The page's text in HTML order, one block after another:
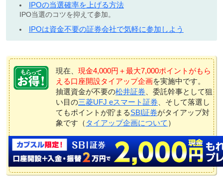
IPOの当選確率を上げる方法
IPO当選のコツを抑えて参加。
IPOは資金不要の証券会社で気軽に参加しよう
現在、 現金4,000円＋最大7,000ポイントがもら
える口座開設タイアップ企画を実施中です。
抽選資金が不要の松井証券 、委託幹事として狙
い目の三菱UFJ eスマート証券 、そして落選し
てもポイントが貯まるSBI証券がタイアップ対
象です（ タイアップ企画について ）